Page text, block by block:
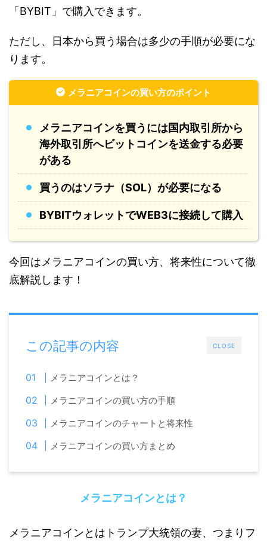
「BYBIT」で購入できます。
ただし、日本から買う場合は多少の手順が必要にな
ります。
メラニアコインの買い方のポイント
メラニアコインを買うには国内取引所から
海外取引所へビットコインを送金する必要
がある
買うのはソラナ（SOL）が必要になる
BYBITウォレットでWEB3に接続して購入
今回はメラニアコインの買い方、将来性について徹
底解説します！
CLOSE
この記事の内容
メラニアコインとは？
メラニアコインの買い方の手順
メラニアコインのチャートと将来性
メラニアコインの買い方まとめ
メラニアコインとは？
メラニアコインとはトランプ大統領の妻、つまりフ